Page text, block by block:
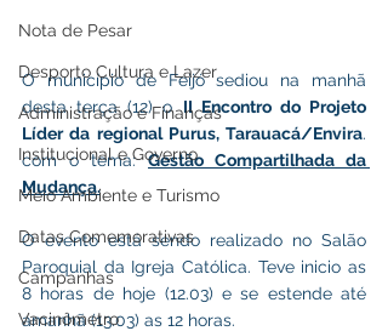
Nota de Pesar
Desporto Cultura e Lazer
Administração e Finanças
Institucional e Governo
Meio Ambiente e Turismo
Datas Comemorativas
Campanhas
Vacinômetro
O município de Feijó sediou na manhã
desta terça (12) o II Encontro do Projeto
Líder da regional Purus, Tarauacá/Envira.
com o tema: Gestão Compartilhada da
Mudança.
O evento está sendo realizado no Salão
Paroquial da Igreja Católica. Teve inicio as
8 horas de hoje (12.03) e se estende até
amanhã (13.03) as 12 horas.